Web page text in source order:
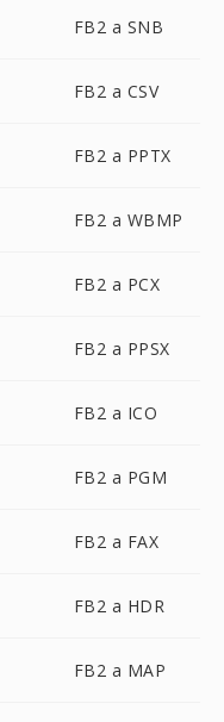
FB2 a SNB
FB2 a CSV
FB2 a PPTX
FB2 a WBMP
FB2 a PCX
FB2 a PPSX
FB2 a ICO
FB2 a PGM
FB2 a FAX
FB2 a HDR
FB2 a MAP